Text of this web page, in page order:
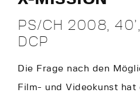
PS/CH 2008,
DCP
Die Frage nach den
Film- und Videokunst hat